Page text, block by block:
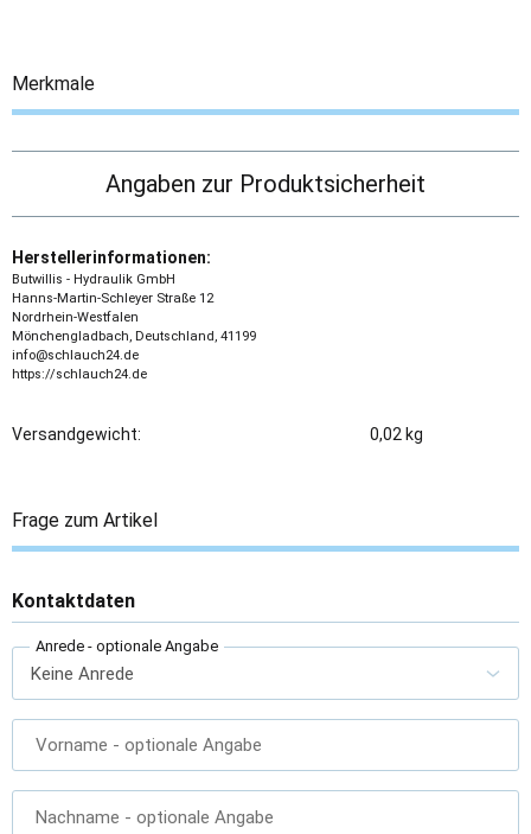
Merkmale
Angaben zur Produktsicherheit
Herstellerinformationen:
Butwillis - Hydraulik GmbH
Hanns-Martin-Schleyer Straße 12
Nordrhein-Westfalen
Mönchengladbach, Deutschland, 41199
info@schlauch24.de
https://schlauch24.de
Versandgewicht: 0,02 kg
Frage zum Artikel
Kontaktdaten
Anrede - optionale Angabe
Vorname - optionale Angabe
Nachname - optionale Angabe